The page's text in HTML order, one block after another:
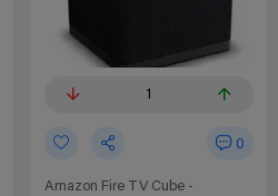
1
0
Amazon Fire TV Cube -